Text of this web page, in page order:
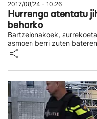
2017/08/24 - 10:26
Hurrengo atentatu
beharko
Bartzelonakoek,
asmoen berri zuten